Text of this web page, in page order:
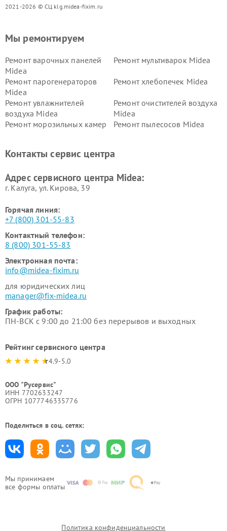
2021-2026 © СЦ klg.midea-fixim.ru
Мы принимаем
все формы оплаты
Мы ремонтируем
Ремонт варочных панелей
Midea
Ремонт мультиварок Midea
Ремонт парогенераторов
Midea
Ремонт хлебопечек Midea
Ремонт увлажнителей
воздуха Midea
Ремонт очистителей воздуха
Midea
Ремонт морозильных камер
Ремонт пылесосов Midea
пылесосов Midea
Midea
Контакты сервис центра
Адрес сервисного центра Midea:
г. Калуга, ул. Кирова, 39
Горячая линия:
+7 (800) 301-55-83
Контактный телефон:
8 (800) 301-55-83
Электронная почта:
info@midea-fixim.ru
для юридических лиц
manager@fix-midea.ru
График работы:
ПН-ВСК с 9:00 до 21:00 без перерывов и выходных
Рейтинг сервисного центра
4.9-5.0
ООО "Русервис"
ИНН 7702633247
ОГРН 1077746335776
Поделиться в соц. сетях:
Политика конфиденциальности